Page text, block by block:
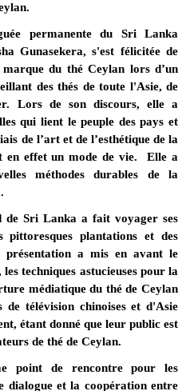
permanente du Sri Lanka
Gunasekera, s'est félicitée de
du thé Ceylan lors d’un
des thés de toute l'Asie, de
Lors de son discours, elle a
qui lient le peuple des pays et
de l’art et de l’esthétique de la
en effet un mode de vie. Elle a
méthodes durables de la
de Sri Lanka a fait voyager ses
pittoresques plantations et des
a mis en avant le
techniques astucieuses pour la
médiatique du thé de Ceylan
de télévision chinoises et d'Asie
étant donné que leur public est
de thé de Ceylan.
point de rencontre pour les
dialogue et la coopération entre